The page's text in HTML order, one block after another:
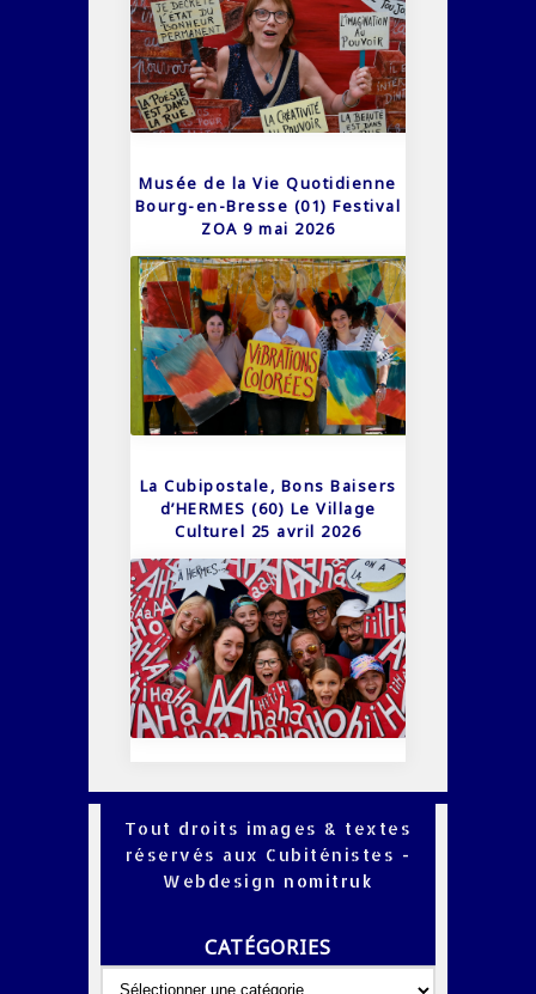
Musée de la Vie Quotidienne
Bourg-en-Bresse (01) Festival
ZOA 9 mai 2026
La Cubipostale, Bons Baisers
d’HERMES (60) Le Village
Culturel 25 avril 2026
Tout droits images & textes
réservés aux Cubiténistes -
Webdesign nomitruk
CATÉGORIES
Catégories